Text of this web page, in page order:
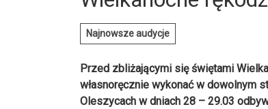
Najnowsze audycje
Przed zbliżającymi się świętami
własnoręcznie wykonać w dowolnym
Oleszycach w dniach 28 – 29.03